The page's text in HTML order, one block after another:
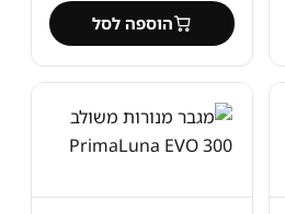
הוספה לסל